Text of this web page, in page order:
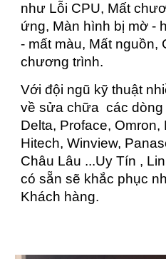
như Lỗi CPU, Mất
ứng, Màn hình bị mờ -
- mất màu, Mất nguồn,
chương trình.
Với đội ngũ kỹ thuật
về sửa chữa các dòng
Delta, Proface, Omron,
Hitech, Winview,
Châu Lâu ...Uy Tín ,
có sẵn sẽ khắc phục
Khách hàng.